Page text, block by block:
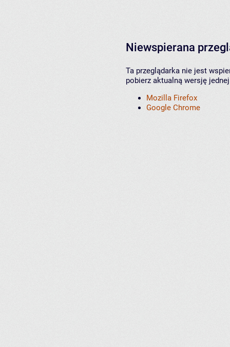
Niewspierana
Ta przeglądarka nie jest
pobierz aktualną wersję
Mozilla Firefox
Google Chrome